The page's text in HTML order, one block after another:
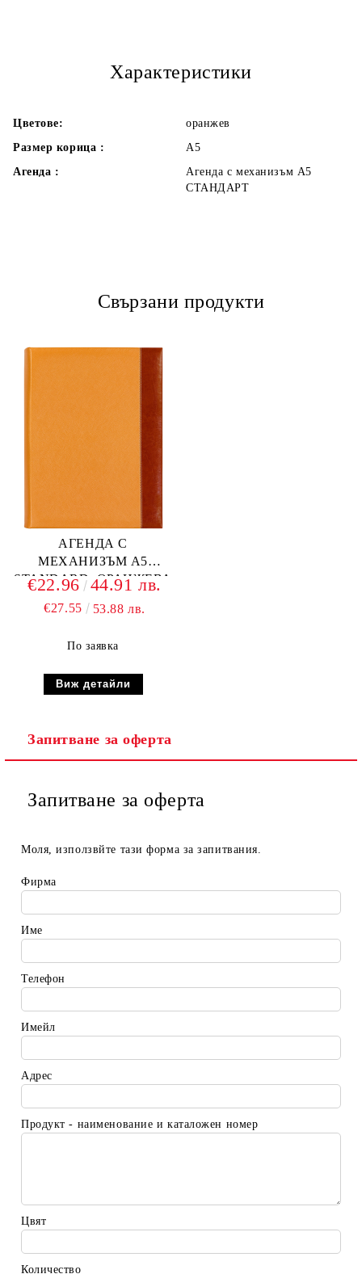
Характеристики
Цветове:
оранжев
Размер корица :
А5
Агенда :
Агенда с механизъм А5
СТАНДАРТ
Свързани продукти
АГЕНДА С
МЕХАНИЗЪМ А5
STANDARD, ОРАНЖЕВА
€22.96 44.91 лв.
€27.55 53.88 лв.
По заявка
Виж детайли
Запитване за оферта
Запитване за оферта
Моля, използвйте тази форма за запитвания.
Фирма
Име
Телефон
Имейл
Адрес
Продукт - наименование и каталожен номер
Цвят
Количество